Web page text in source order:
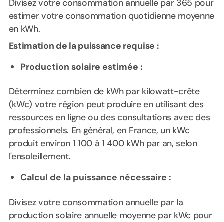
Divisez votre consommation annuelle par 365 pour
estimer votre consommation quotidienne moyenne
en kWh.
Estimation de la puissance requise :
Production solaire estimée :
Déterminez combien de kWh par kilowatt-crête
(kWc) votre région peut produire en utilisant des
ressources en ligne ou des consultations avec des
professionnels. En général, en France, un kWc
produit environ 1 100 à 1 400 kWh par an, selon
l'ensoleillement.
Calcul de la puissance nécessaire :
Divisez votre consommation annuelle par la
production solaire annuelle moyenne par kWc pour